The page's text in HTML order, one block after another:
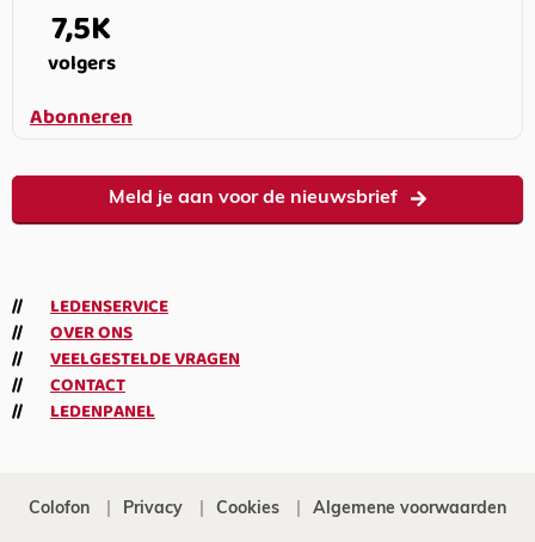
7,5K
volgers
Abonneren
Meld je aan voor de nieuwsbrief
LEDENSERVICE
OVER ONS
VEELGESTELDE VRAGEN
CONTACT
LEDENPANEL
Colofon Privacy Cookies Algemene voorwaarden